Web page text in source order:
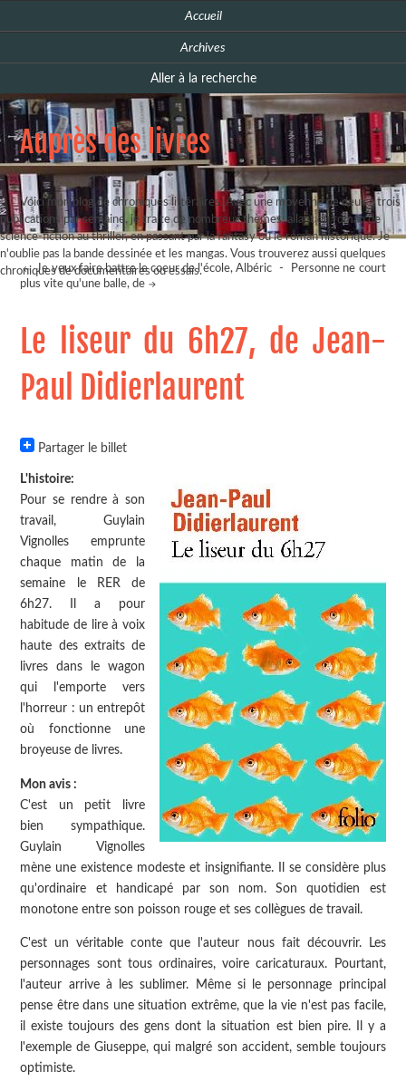
Accueil
Archives
Aller à la recherche
Auprès des livres
Voici mon blog de chroniques littéraires. Avec une moyenne de deux à trois
publications par semaine, je traite de nombreux thèmes, allant du roman de
science-fiction au thriller, en passant par la fantasy ou le roman historique. Je
n'oublie pas la bande dessinée et les mangas. Vous trouverez aussi quelques
chroniques de documentaires ou essais.
Je veux faire battre le coeur de l'école, Albéric -
Personne ne court
plus vite qu'une balle, de
Le liseur du 6h27, de Jean-
Paul Didierlaurent
Partager le billet
L'histoire:
Pour se rendre à son
travail, Guylain
Vignolles emprunte
chaque matin de la
semaine le RER de
6h27. Il a pour
habitude de lire à voix
haute des extraits de
livres dans le wagon
qui l'emporte vers
l'horreur : un entrepôt
où fonctionne une
broyeuse de livres.
Mon avis :
C'est un petit livre
bien sympathique.
Guylain Vignolles
mène une existence modeste et insignifiante. Il se considère plus
qu'ordinaire et handicapé par son nom. Son quotidien est
monotone entre son poisson rouge et ses collègues de travail.
C'est un véritable conte que l'auteur nous fait découvrir. Les
personnages sont tous ordinaires, voire caricaturaux. Pourtant,
l'auteur arrive à les sublimer. Même si le personnage principal
pense être dans une situation extrême, que la vie n'est pas facile,
il existe toujours des gens dont la situation est bien pire. Il y a
l'exemple de Giuseppe, qui malgré son accident, semble toujours
optimiste.